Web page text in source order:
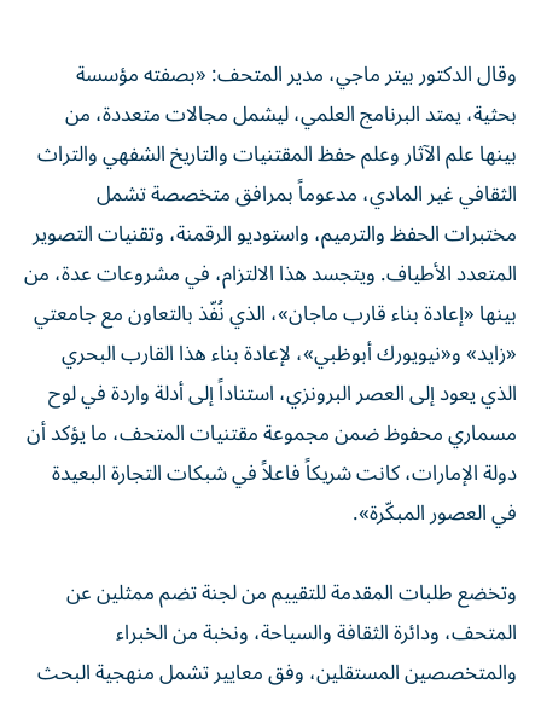
وقال الدكتور بيتر ماجي، مدير المتحف: «بصفته مؤسسة
بحثية، يمتد البرنامج العلمي، ليشمل مجالات متعددة، من
بينها علم الآثار وعلم حفظ المقتنيات والتاريخ الشفهي والتراث
الثقافي غير المادي، مدعوماً بمرافق متخصصة تشمل
مختبرات الحفظ والترميم، واستوديو الرقمنة، وتقنيات التصوير
المتعدد الأطياف. ويتجسد هذا الالتزام، في مشروعات عدة، من
بينها «إعادة بناء قارب ماجان»، الذي نُفّذ بالتعاون مع جامعتي
«زايد» و«نيويورك أبوظبي»، لإعادة بناء هذا القارب البحري
الذي يعود إلى العصر البرونزي، استناداً إلى أدلة واردة في لوح
مسماري محفوظ ضمن مجموعة مقتنيات المتحف، ما يؤكد أن
دولة الإمارات، كانت شريكاً فاعلاً في شبكات التجارة البعيدة
في العصور المبكّرة».
وتخضع طلبات المقدمة للتقييم من لجنة تضم ممثلين عن
المتحف، ودائرة الثقافة والسياحة، ونخبة من الخبراء
والمتخصصين المستقلين، وفق معايير تشمل منهجية البحث